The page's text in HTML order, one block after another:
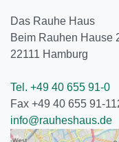
Das Rauhe Haus
Beim Rauhen Hause
22111 Hamburg
Tel. +49 40 655 91-0
Fax +49 40 655 91-
info@rauheshaus.de